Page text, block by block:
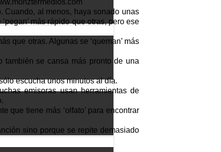
Cuando, al menos, haya sonado unas
más rápido que otras, pero ese
que otras. Algunas se ‘queman’ más
también se cansa más pronto de una
escucha unos minutos al día.
emisoras usan herramientas de
que tiene más ‘olfato’ para encontrar
sino porque se repite demasiado